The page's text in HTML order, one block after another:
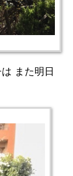
また明日